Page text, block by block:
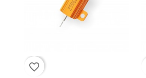
favorite_border